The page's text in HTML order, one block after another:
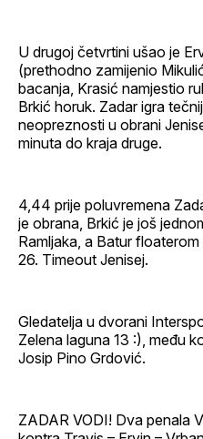
U drugoj četvrtini ušao je
(prethodno zamijenio
bacanja, Krasić namjestio
Brkić horuk. Zadar igra
neopreznosti u obrani
minuta do kraja druge.
4,44 prije poluvremena
je obrana, Brkić je još
Ramljaka, a Batur
26. Timeout Jenisej.
Gledatelja u dvorani
Zelena laguna 13 :), među
Josip Pino Grdović.
ZADAR VODI! Dva penala